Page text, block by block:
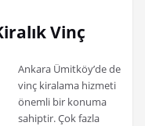
Vinç
Ankara Ümitköy’de de
vinç kiralama hizmeti
önemli bir konuma
sahiptir. Çok fazla